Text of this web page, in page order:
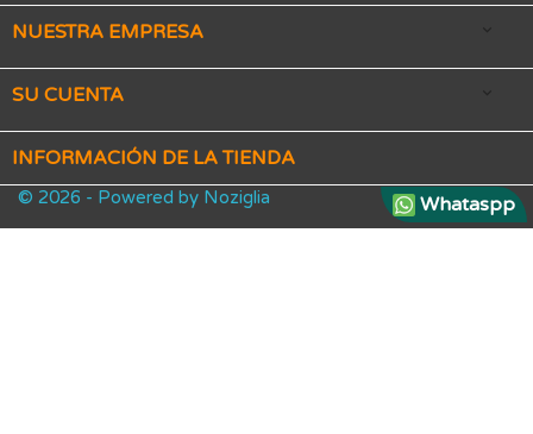
NUESTRA EMPRESA 
SU CUENTA 
INFORMACIÓN DE LA TIENDA
Whataspp
© 2026 - Powered by Noziglia